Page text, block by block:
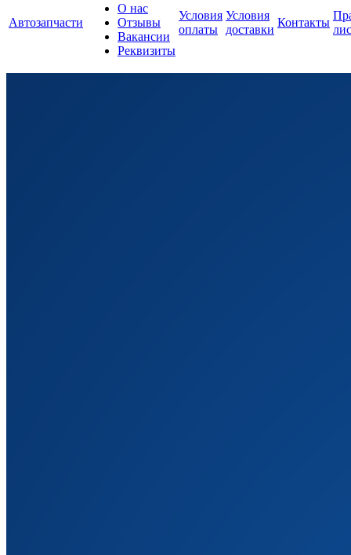
Автозапчасти
О нас
Отзывы
Вакансии
Реквизиты
Условия
оплаты
Условия
доставки
Контакты